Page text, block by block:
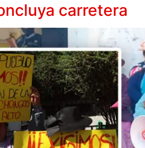
carretera